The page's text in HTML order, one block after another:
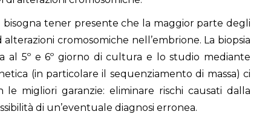
tener presente che la maggior parte degli
cromosomiche nell’embrione. La biopsia
5º e 6º giorno di cultura e lo studio mediante
(in particolare il sequenziamento di massa) ci
migliori garanzie: eliminare rischi causati dalla
di un’eventuale diagnosi erronea.